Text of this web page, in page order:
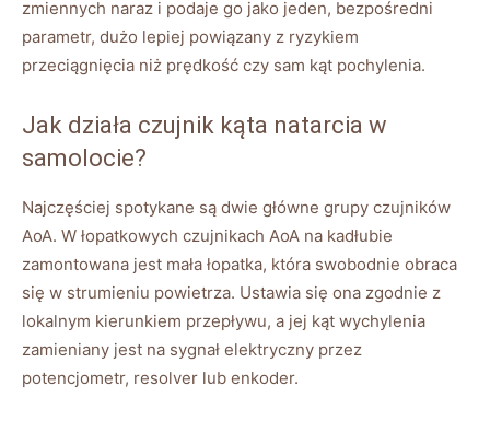
zmiennych naraz i podaje go jako jeden, bezpośredni
parametr, dużo lepiej powiązany z ryzykiem
przeciągnięcia niż prędkość czy sam kąt pochylenia.
Jak działa czujnik kąta natarcia w
samolocie?
Najczęściej spotykane są dwie główne grupy czujników
AoA. W łopatkowych czujnikach AoA na kadłubie
zamontowana jest mała łopatka, która swobodnie obraca
się w strumieniu powietrza. Ustawia się ona zgodnie z
lokalnym kierunkiem przepływu, a jej kąt wychylenia
zamieniany jest na sygnał elektryczny przez
potencjometr, resolver lub enkoder.